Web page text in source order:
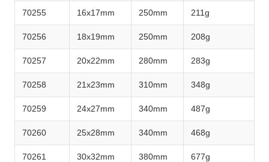
70255 16x17mm 250mm 211g
70256 18x19mm 250mm 208g
70257 20x22mm 280mm 283g
70258 21x23mm 310mm 348g
70259 24x27mm 340mm 487g
70260 25x28mm 340mm 468g
70261 30x32mm 380mm 677g